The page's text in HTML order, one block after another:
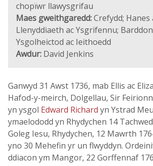
chopïwr llawysgrifau
Maes gweithgaredd:Crefydd;
Llenyddiaeth ac Ysgrifennu;
Ysgolheictod ac Ieithoedd
Awdur: David Jenkins
Ganwyd 31 Awst 1736, mab Ellis ac
Hafod-y-meirch, Dolgellau, Sir
yn ysgol Edward Richard yn Ystrad
ymaelododd yn Rhydychen 14
Goleg Iesu, Rhydychen, 12 Mawrth
yno 30 Mehefin yr un flwyddyn.
ddiacon ym Mangor, 22 Gorffennaf